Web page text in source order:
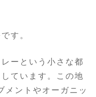
す。
ーという小さな都
ています。この地
ントやオーガニッ